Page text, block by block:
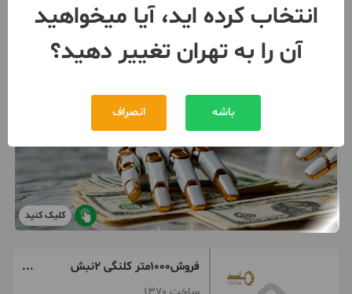
کلیک کنید
فروش1000متر کلنگی 2نبش
ولنجک
انتخاب کرده اید، آیا میخواهید
آن را به تهران تغییر دهید؟
باشه انصراف